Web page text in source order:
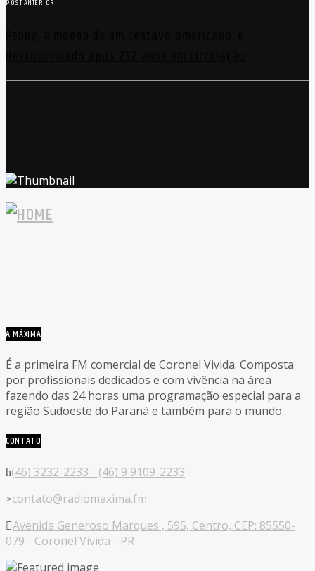
POST ANTERIOR
A MÁXIMA
É a primeira FM comercial de Coronel Vivida. Composta
por profissionais dedicados e com vivência na área
fazendo das 24 horas uma programação especial para a
região Sudoeste do Paraná e também para o mundo.
CONTATO
(46) 3232-2233 - (46) 9 9109-2233
contato@radiomaxima.fm
Avenida Generoso Marques , 595, Centro, CEP: 85550-
079 - Coronel Vivida - PR